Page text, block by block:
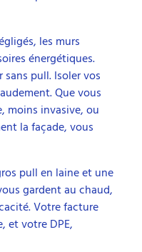
les murs
énergétiques.
pull. Isoler vos
Que vous
moins invasive, ou
la façade, vous
pull en laine et une
gardent au chaud,
Votre facture
et votre DPE,